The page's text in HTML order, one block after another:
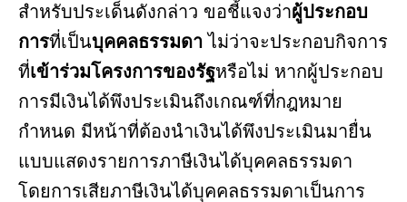
สำหรับประเด็นดังกล่าว ขอชี้แจงว่าผู้ประกอบ
การที่เป็นบุคคลธรรมดา ไม่ว่าจะประกอบกิจการ
ที่เข้าร่วมโครงการของรัฐหรือไม่ หากผู้ประกอบ
การมีเงินได้พึงประเมินถึงเกณฑ์ที่กฎหมาย
กำหนด มีหน้าที่ต้องนำเงินได้พึงประเมินมายื่น
แบบแสดงรายการภาษีเงินได้บุคคลธรรมดา
โดยการเสียภาษีเงินได้บุคคลธรรมดาเป็นการ